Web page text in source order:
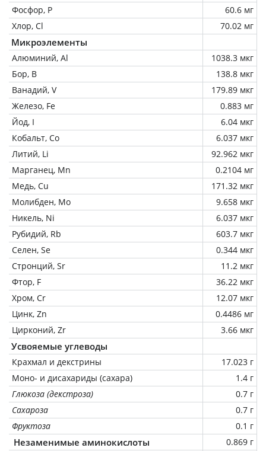
Фосфор, P
60.6 мг
Хлор, Cl
70.02 мг
Микроэлементы
Алюминий, Al
1038.3 мкг
Бор, B
138.8 мкг
Ванадий, V
179.89 мкг
Железо, Fe
0.883 мг
Йод, I
6.04 мкг
Кобальт, Co
6.037 мкг
Литий, Li
92.962 мкг
Марганец, Mn
0.2104 мг
Медь, Cu
171.32 мкг
Молибден, Mo
9.658 мкг
Никель, Ni
6.037 мкг
Рубидий, Rb
603.7 мкг
Селен, Se
0.344 мкг
Стронций, Sr
11.2 мкг
Фтор, F
36.22 мкг
Хром, Cr
12.07 мкг
Цинк, Zn
0.4486 мг
Цирконий, Zr
3.66 мкг
Усвояемые углеводы
Крахмал и декстрины
17.023 г
Моно- и дисахариды (сахара)
1.4 г
Глюкоза (декстроза)
0.7 г
Сахароза
0.7 г
Фруктоза
0.1 г
Незаменимые аминокислоты
0.869 г